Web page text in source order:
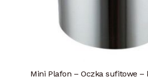
Mini Plafon – Oczka sufitowe –